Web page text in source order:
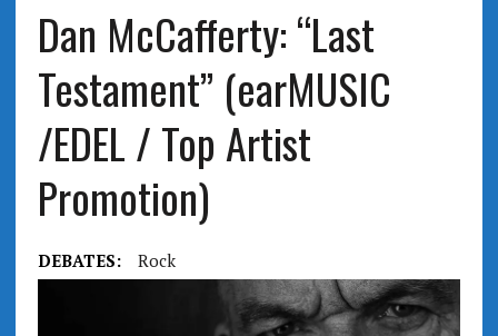
Dan McCafferty: “Last
Testament” (earMUSIC
/EDEL / Top Artist
Promotion)
DEBATES: Rock